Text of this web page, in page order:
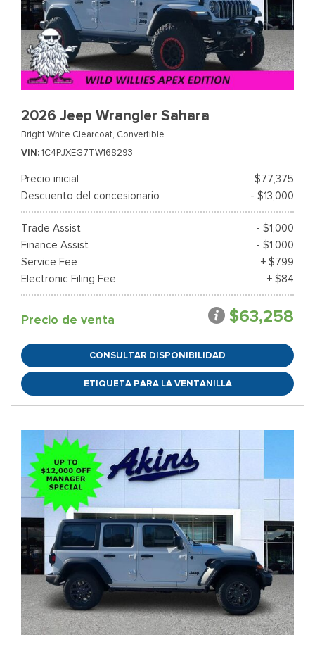
2026 Jeep Wrangler Sahara
Bright White Clearcoat, Convertible
VIN 1C4PJXEG7TW168293
Precio inicial
$77,375
Descuento del concesionario
- $13,000
Trade Assist
- $1,000
Finance Assist
- $1,000
Service Fee
+ $799
Electronic Filing Fee
+ $84
Precio de venta $63,258
CONSULTAR DISPONIBILIDAD
ETIQUETA PARA LA VENTANILLA